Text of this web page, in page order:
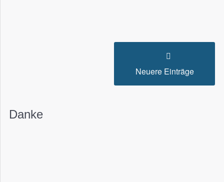
Neuere Einträge
Danke